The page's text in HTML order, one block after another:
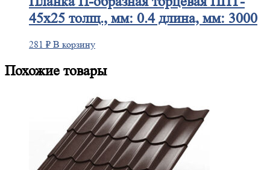
45х25 толщ., мм: 0.4 длина, мм: 3000
281 ₽ В корзину
Похожие товары